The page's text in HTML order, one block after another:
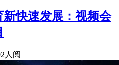
快速发展：视频会
人阅